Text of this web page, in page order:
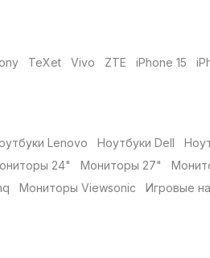
TeXet Vivo ZTE iPhone 15
Lenovo Ноутбуки Dell
24" Мониторы 27"
Мониторы Viewsonic Игровые